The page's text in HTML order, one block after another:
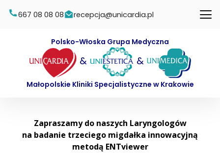
667 08 08 08 recepcja@unicardia.pl
Polsko-Włoska Grupa Medyczna
& &
Małopolskie Kliniki Specjalistyczne w Krakowie
Zapraszamy do naszych Laryngologów
na badanie trzeciego migdałka innowacyjną
metodą ENTviewer